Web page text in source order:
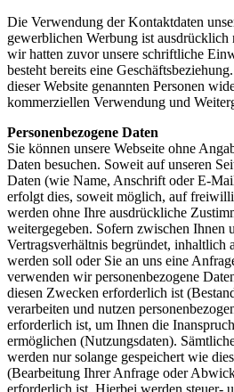
Die Verwendung der Kontaktdaten
gewerblichen Werbung ist ausdrücklich
wir hatten zuvor unsere schriftliche
besteht bereits eine
dieser Website genannten Personen
kommerziellen Verwendung und
Personenbezogene Daten
Sie können unsere Webseite ohne
Daten besuchen. Soweit auf unseren
Daten (wie Name, Anschrift oder E-
erfolgt dies, soweit möglich, auf
werden ohne Ihre ausdrückliche
weitergegeben. Sofern zwischen Ihnen
Vertragsverhältnis begründet, inhaltlich
werden soll oder Sie an uns eine
verwenden wir personenbezogene
diesen Zwecken erforderlich ist
verarbeiten und nutzen
erforderlich ist, um Ihnen die
ermöglichen (Nutzungsdaten).
werden nur solange gespeichert wie
(Bearbeitung Ihrer Anfrage oder
erforderlich ist. Hierbei werden steuer-